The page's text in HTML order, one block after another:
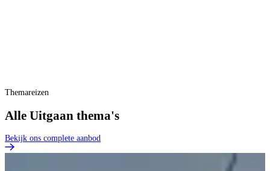
Themareizen
Alle Uitgaan thema's
Bekijk ons complete aanbod